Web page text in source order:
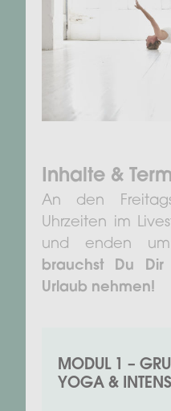
Inhalte &
An den
Uhrzeiten im
und enden
brauchst Du
Urlaub nehmen!
MODUL 1 –
YOGA &